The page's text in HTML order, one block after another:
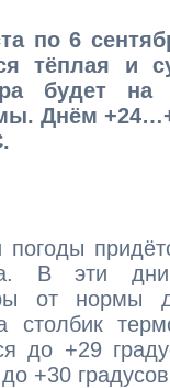
по 6
тёплая и
будет на
Днём
погоды
В эти дни
от нормы
столбик
до +29
+30